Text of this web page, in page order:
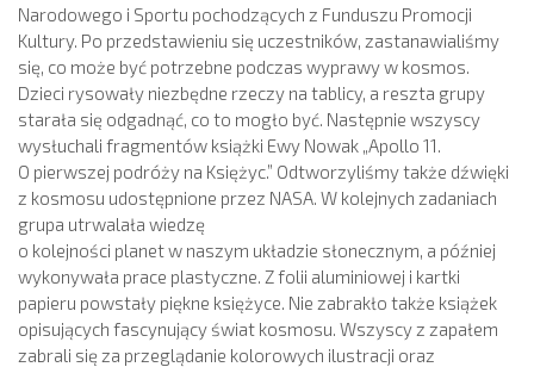
Narodowego i Sportu pochodzących z Funduszu Promocji
Kultury. Po przedstawieniu się uczestników, zastanawialiśmy
się, co może być potrzebne podczas wyprawy w kosmos.
Dzieci rysowały niezbędne rzeczy na tablicy, a reszta grupy
starała się odgadnąć, co to mogło być. Następnie wszyscy
wysłuchali fragmentów książki Ewy Nowak „Apollo 11.
O pierwszej podróży na Księżyc.” Odtworzyliśmy także dźwięki
z kosmosu udostępnione przez NASA. W kolejnych zadaniach
grupa utrwalała wiedzę
o kolejności planet w naszym układzie słonecznym, a później
wykonywała prace plastyczne. Z folii aluminiowej i kartki
papieru powstały piękne księżyce. Nie zabrakło także książek
opisujących fascynujący świat kosmosu. Wszyscy z zapałem
zabrali się za przeglądanie kolorowych ilustracji oraz